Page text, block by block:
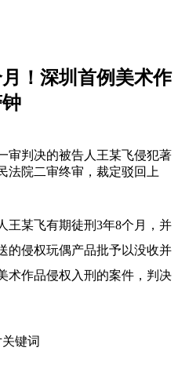
！深圳首例美术作
审判决的被告人王某飞侵犯著
法院二审终审，裁定驳回上
王某飞有期徒刑3年8个月，并
的侵权玩偶产品批予以没收并
术作品侵权入刑的案件，判决